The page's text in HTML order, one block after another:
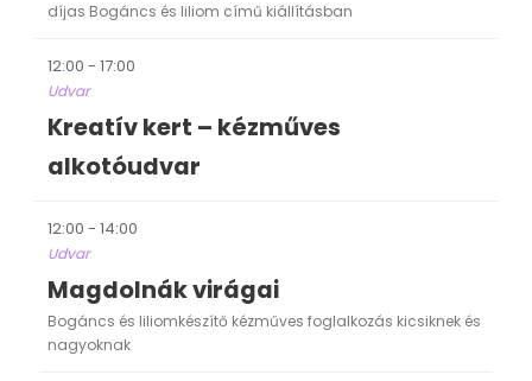
díjas Bogáncs és liliom című kiállításban
12:00 - 17:00
Udvar
Kreatív kert – kézműves
alkotóudvar
12:00 - 14:00
Udvar
Magdolnák virágai
Bogáncs és liliomkészítő kézműves foglalkozás kicsiknek és
nagyoknak